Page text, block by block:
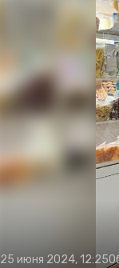
25 июня 2024, 12:25